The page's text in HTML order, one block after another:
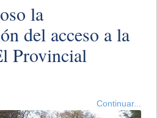
la
del acceso a la
Provincial
Continuar...